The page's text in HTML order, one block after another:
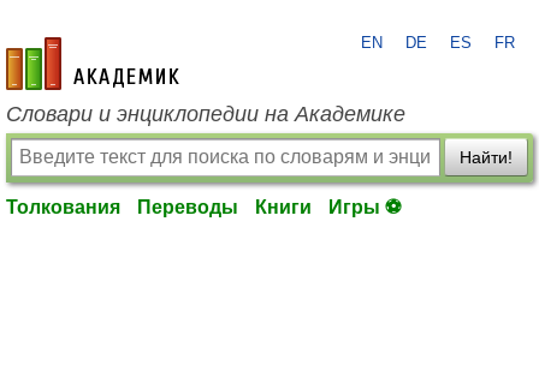
academic.ru
EN DE ES FR
Словари и энциклопедии на Академике
Найти!
Толкования Переводы Книги Игры ⚽